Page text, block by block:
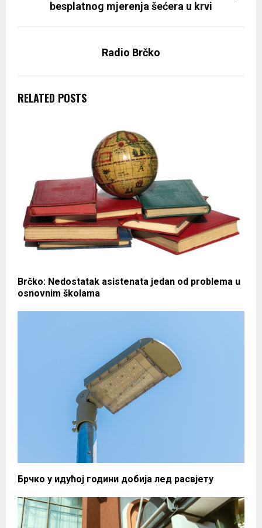
besplatnog mjerenja šećera u krvi
Radio Brčko
RELATED POSTS
Brčko: Nedostatak asistenata jedan od problema u
osnovnim školama
Брчко у идућој години добија лед расвјету